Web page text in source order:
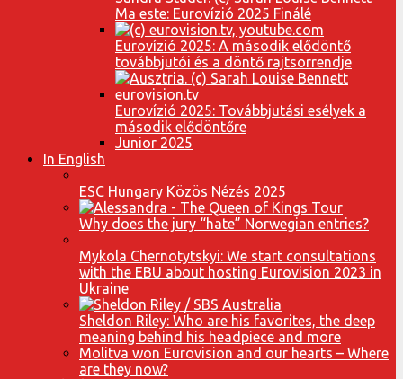
Ma este: Eurovízió 2025 Finálé
Eurovízió 2025: A második elődöntő
továbbjutói és a döntő rajtsorrendje
Eurovízió 2025: Továbbjutási esélyek a
második elődöntőre
Junior 2025
In English
ESC Hungary Közös Nézés 2025
Why does the jury “hate” Norwegian entries?
Mykola Chernotytskyi: We start consultations
with the EBU about hosting Eurovision 2023 in
Ukraine
Sheldon Riley: Who are his favorites, the deep
meaning behind his headpiece and more
Molitva won Eurovision and our hearts – Where
are they now?